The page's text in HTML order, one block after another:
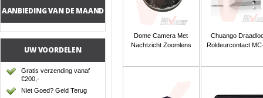
AANBIEDING VAN DE MAAND
UW VOORDELEN
Gratis verzending vanaf
€200,-
Niet Goed? Geld Terug
Dome Camera Met
Nachtzicht Zoomlens
Chuango
Roldeurcontact